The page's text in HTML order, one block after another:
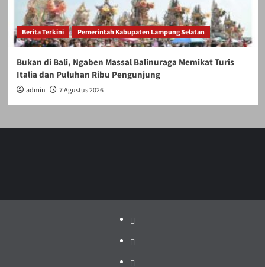
Berita Terkini Pemerintah Kabupaten Lampung Selatan
Bukan di Bali, Ngaben Massal Balinuraga Memikat Turis
Italia dan Puluhan Ribu Pengunjung
admin 7 Agustus 2026
Politik
Pariwisata
Jakarta